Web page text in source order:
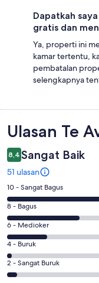
Dapatkah
gratis dan
Ya, properti ini
kamar tertentu,
pembatalan
selengkapnya
Ulasan
Ulasan Te
8,4 Sangat Baik
51 ulasan
Penilaian
10
-
Sangat
Bagus.
25
dari
51
10 - Sangat Bagus
Penilaian
8
-
Bagus.
15
dari
8 - Bagus
Penilaian
6
-
Medioker.
8
6 - Medioker
Penilaian
4
-
4 - Buruk
Penilaian
2
2 - Sangat Buruk